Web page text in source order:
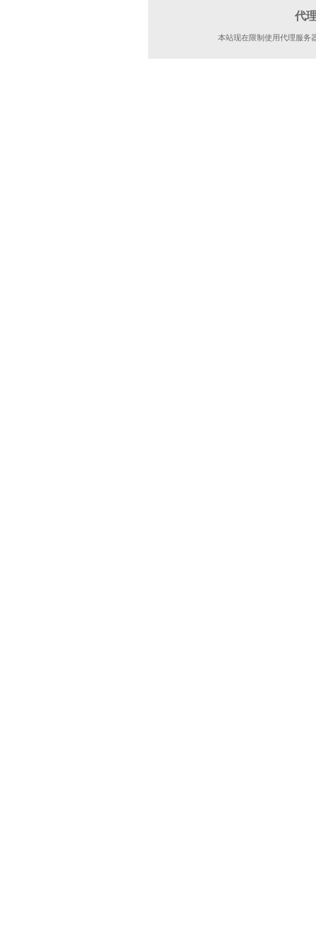
代
本站现在限制使用代理服务